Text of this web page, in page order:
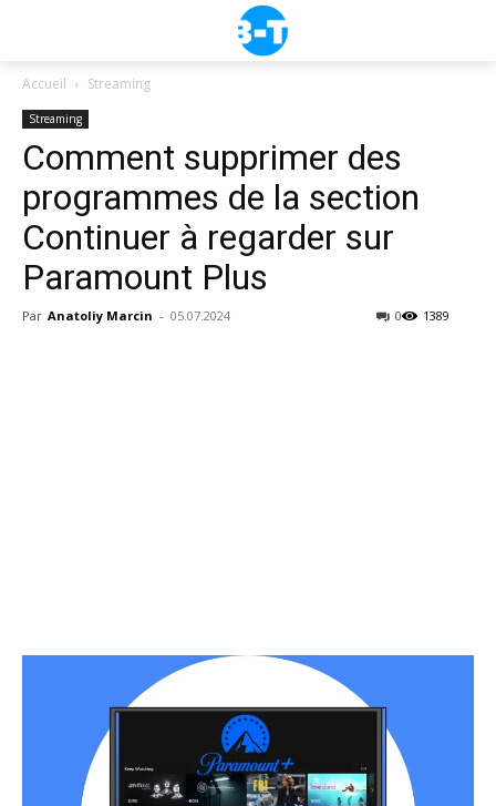
Accueil Streaming
Streaming
Comment supprimer des
programmes de la section
Continuer à regarder sur
Paramount Plus
Par Anatoliy Marcin - 05.07.2024 1389
0